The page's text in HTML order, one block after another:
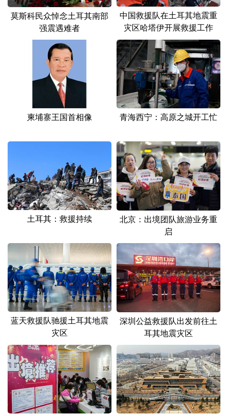
四川 贵州 云南 西藏
陕西 青海 宁夏
黑龙江
多语种频道
English Español Français عربى
莫斯科民众悼念土耳其南部
强震遇难者
中国救援队在土耳其地震重
灾区哈塔伊开展救援工作
柬埔寨王国首相像 青海西宁：高原之城开工忙
土耳其：救援持续
北京：出境团队旅游业务重
启
蓝天救援队驰援土耳其地震
灾区
深圳公益救援队出发前往土
耳其地震灾区